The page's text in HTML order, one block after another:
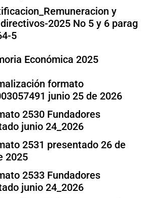
y
2025 No 5 y 6 parag
5
Económica 2025
formato
junio 25 de 2026
2530 Fundadores
junio 24_2026
2531 presentado 26 de
2025
2533 Fundadores
junio 24_2026